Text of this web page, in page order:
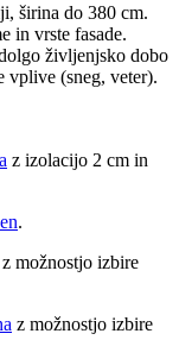
širina do 380 cm.
in vrste fasade.
življenjsko dobo
vplive (sneg, veter).
z izolacijo 2 cm in
.
z možnostjo izbire
z možnostjo izbire